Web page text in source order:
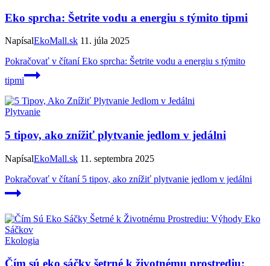
Eko sprcha: Šetrite vodu a energiu s týmito tipmi
NapísalEkoMall.sk 11. júla 2025
Pokračovať v čítaníEko sprcha: Šetrite vodu a energiu s týmito
tipmi
Plytvanie
5 tipov, ako znížiť plytvanie jedlom v jedálni
NapísalEkoMall.sk 11. septembra 2025
Pokračovať v čítaní5 tipov, ako znížiť plytvanie jedlom v jedálni
Ekologia